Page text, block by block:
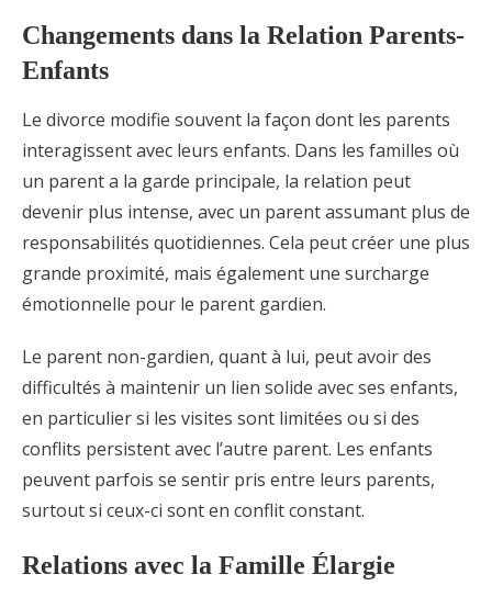
Changements dans la Relation Parents-
Enfants
Le divorce modifie souvent la façon dont les parents
interagissent avec leurs enfants. Dans les familles où
un parent a la garde principale, la relation peut
devenir plus intense, avec un parent assumant plus de
responsabilités quotidiennes. Cela peut créer une plus
grande proximité, mais également une surcharge
émotionnelle pour le parent gardien.
Le parent non-gardien, quant à lui, peut avoir des
difficultés à maintenir un lien solide avec ses enfants,
en particulier si les visites sont limitées ou si des
conflits persistent avec l’autre parent. Les enfants
peuvent parfois se sentir pris entre leurs parents,
surtout si ceux-ci sont en conflit constant.
Relations avec la Famille Élargie